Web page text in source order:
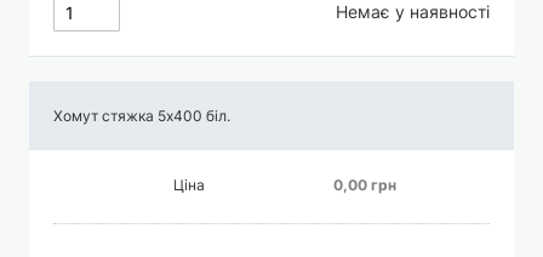
Немає у наявності
Хомут стяжка 5х400 біл.
Ціна 0,00 грн